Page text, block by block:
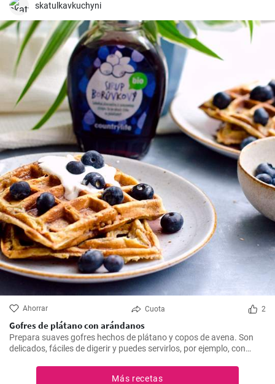
frutas para una experiencia culinaria inolvidable.
skatulkavkuchyni
Ahorrar Cuota 2
Gofres de plátano con arándanos
Prepara suaves gofres hechos de plátano y copos de avena. Son
delicados, fáciles de digerir y puedes servirlos, por ejemplo, con
Más recetas